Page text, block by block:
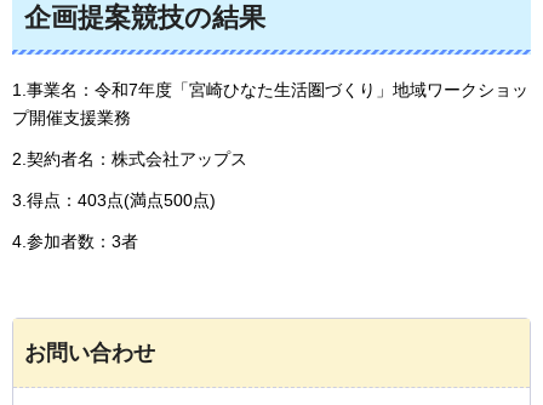
企画提案競技の結果
1.事業名：令和7年度「宮崎ひなた生活圏づくり」地域ワークショッ
プ開催支援業務
2.契約者名：株式会社アップス
3.得点：403点(満点500点)
4.参加者数：3者
お問い合わせ